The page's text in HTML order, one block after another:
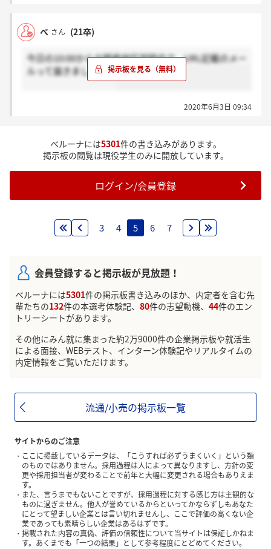
べ さん (21卒)
今日の10:00からの関東地区説明会で、URL記載のメー
ルって届きましたか？
2020年6月3日 09:34
ベルーナには5301件の書き込みがあります。
掲示板の閲覧は現役学生のみに開放しています。
ログイン/会員登録
3 4 5 6 7
会員登録すると掲示板が見放題！
ベルーナには5301件の掲示板書き込みのほか、内定者を含む先
輩たちの132件の本選考体験記、 80件の志望動機、 44件のエン
トリーシートがあります。
その他にみん就に集まった約2万9000件の企業掲示板や就活生
による面接、WEBテスト、インターン体験記やリアルタイムの
内定情報をご覧いただけます。
流通/小売の掲示板一覧
サイトからのご注意
ここに掲載しているデータは、「こうすれば必ずうまくいく」という類
のものではありません。採用過程は人によって異なりますし、方針の変
更や採用担当者が変わることで前年と大幅に変更される場合もありえま
す。
また、言うまでもないことですが、採用過程に対する感じ方は主観的な
ものに過ぎません。他人が誉めているからといってかならずしもあなた
にとって望ましい企業とは言い切れませんし、ここで評価の高くない企
業であっても素晴らしい企業はあるはずです。
掲載された内容の真偽、評価の信頼性について当サイトは保証しかねま
す。あくまでも「一つの結果」として参考程度にとどめてください。